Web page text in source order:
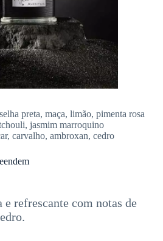
preta, maça, limão, pimenta rosa
jasmim marroquino
carvalho, ambroxan, cedro
refrescante com notas de